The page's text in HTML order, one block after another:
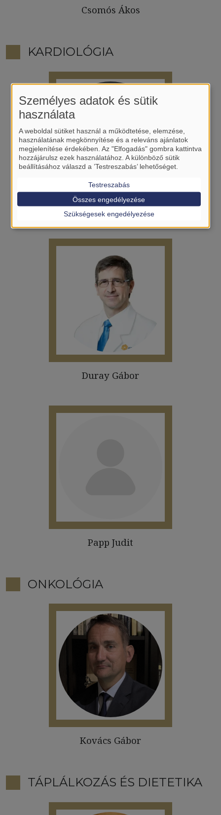
Csomós Ákos
KARDIOLÓGIA
Bógyi Péter
Duray Gábor
Papp Judit
ONKOLÓGIA
Kovács Gábor
TÁPLÁLKOZÁS ÉS DIETETIKA
Személyes adatok és sütik
használata
A weboldal sütiket használ a működtetése, elemzése,
használatának megkönnyítése és a releváns ajánlatok
megjelenítése érdekében. Az "Elfogadás" gombra kattintva
hozzájárulsz ezek használatához. A különböző sütik
beállításához válaszd a ’Testreszabás’ lehetőséget.
Testreszabás
Szükségesek engedélyezése
Összes engedélyezése